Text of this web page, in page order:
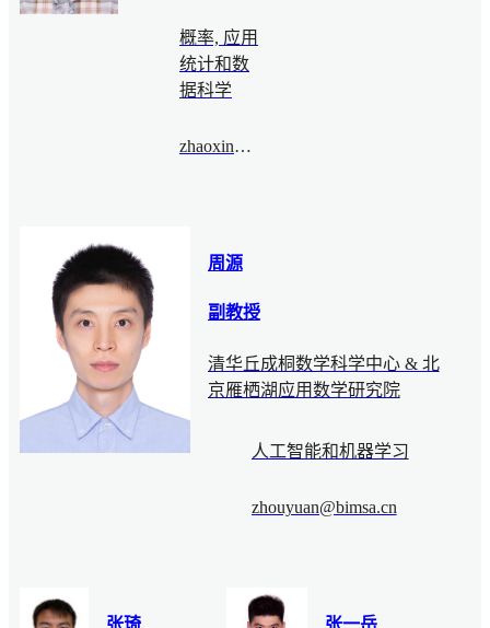
概率, 应用
统计和数
据科学
zhaoxin@bimsa.cn
周源
副教授
清华丘成桐数学科学中心 & 北
京雁栖湖应用数学研究院
人工智能和机器学习
zhouyuan@bimsa.cn
张琦 张一岳